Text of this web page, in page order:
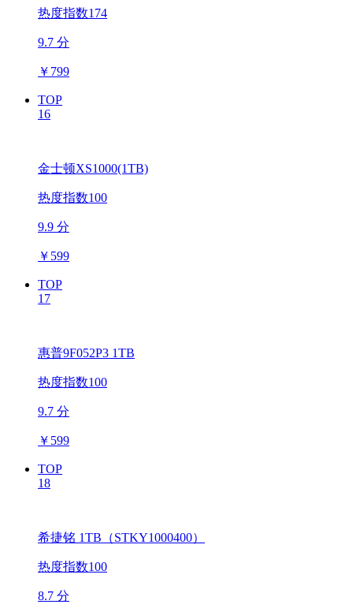
热度指数174
9.7 分
￥ 799
TOP
16
金士顿XS1000(1TB)
热度指数100
9.9 分
￥ 599
TOP
17
惠普9F052P3 1TB
热度指数100
9.7 分
￥ 599
TOP
18
希捷铭 1TB（STKY1000400）
热度指数100
8.7 分